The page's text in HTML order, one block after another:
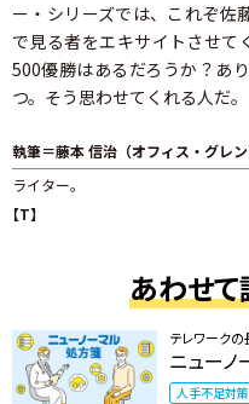
ー・シリーズでは、これぞ佐
で見る者をエキサイトさせて
500優勝はあるだろうか？あ
つ。そう思わせてくれる人だ。
執筆＝藤本 信治（オフィス・グレン
ライター。
【T】
あわせ
テレワークの
ニューノ
人手不足対策